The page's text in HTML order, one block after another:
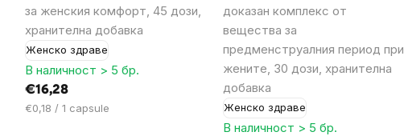
за женския комфорт, 45 дози,
хранителна добавка
Женско здраве
В наличност > 5 бр.
€16,28
Цена
€0,18 / 1 capsule
доказан комплекс от
вещества за
предменструалния период при
жените, 30 дози, хранителна
добавка
Женско здраве
В наличност > 5 бр.